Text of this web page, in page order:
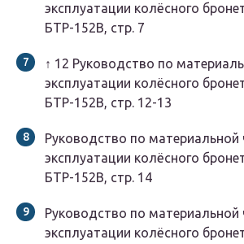
эксплуатации колёсного
БТР-152В, стр. 7
↑ 1 2 Руководство по
эксплуатации колёсного
БТР-152В, стр. 12-13
Руководство по материальной
эксплуатации колёсного
БТР-152В, стр. 14
Руководство по материальной
эксплуатации колёсного